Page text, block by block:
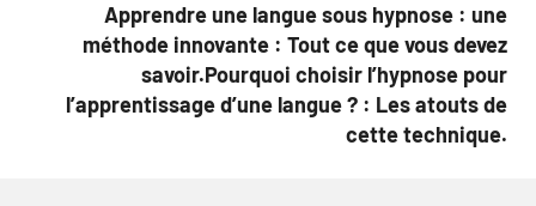
Apprendre une langue sous hypnose : une
méthode innovante : Tout ce que vous devez
savoir.Pourquoi choisir l’hypnose pour
l’apprentissage d’une langue ? : Les atouts de
cette technique.